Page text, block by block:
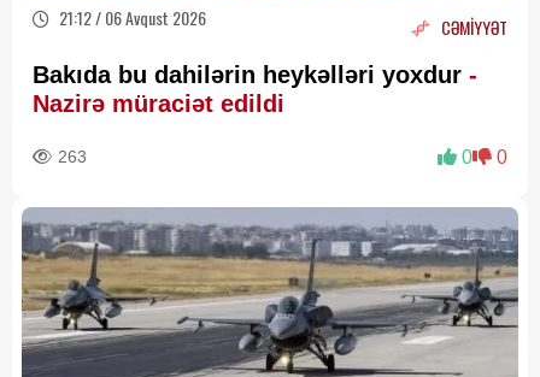
21:12 / 06 Avqust 2026 CƏMİYYƏT
Bakıda bu dahilərin heykəlləri yoxdur -
Nazirə müraciət edildi
263 0 0